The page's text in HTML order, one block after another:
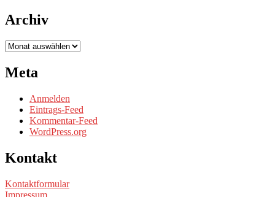
Archiv
Archiv
Meta
Anmelden
Eintrags-Feed
Kommentar-Feed
WordPress.org
Kontakt
Kontaktformular
Impressum